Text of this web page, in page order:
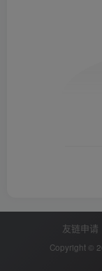
友链申请
Copyright ©